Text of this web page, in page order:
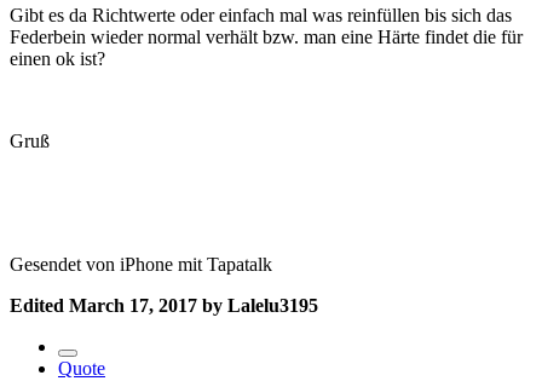
Gibt es da Richtwerte oder einfach mal was reinfüllen bis sich das
Federbein wieder normal verhält bzw. man eine Härte findet die für
einen ok ist?
Gruß
Gesendet von iPhone mit Tapatalk
Edited March 17, 2017 by Lalelu3195
Quote